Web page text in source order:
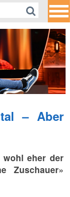
– Aber
eher der
Zuschauer»